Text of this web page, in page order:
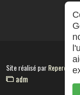
Site réalisé parRepereCom
adm